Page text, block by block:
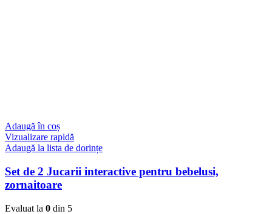
Adaugă în coș
Vizualizare rapidă
Adaugă la lista de dorințe
Set de 2 Jucarii interactive pentru bebelusi,
zornaitoare
Evaluat la 0 din 5